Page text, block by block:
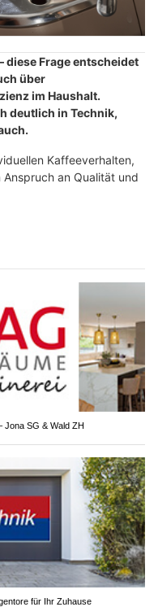
diese Frage entscheidet
über
im Haushalt.
deutlich in Technik,
Kaffeeverhalten,
an Qualität und
Jona SG & Wald ZH
für Ihr Zuhause